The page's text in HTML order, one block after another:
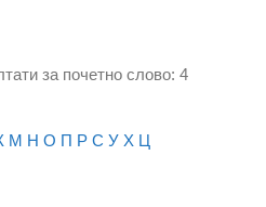
за почетно слово: 4
М Н О П Р С У Х Ц